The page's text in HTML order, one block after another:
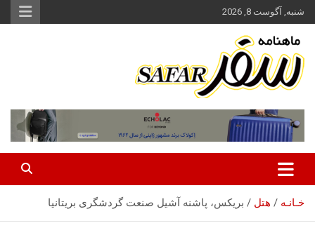
محتوا
بروید
شنبه, آگوست 8, 2026
سفر آنلاین
خـانـه هتل بریکس، پاشنه آشیل صنعت گردشگری بریتانیا